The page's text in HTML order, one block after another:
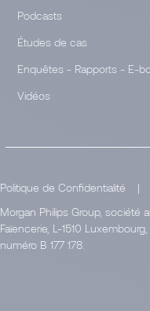
Podcasts
Études de cas
Enquêtes - Rapports - E-
Vidéos
Politique de Confidentialité |
Morgan Philips Group, société
Faïencerie, L-1510
numéro B 177 178.